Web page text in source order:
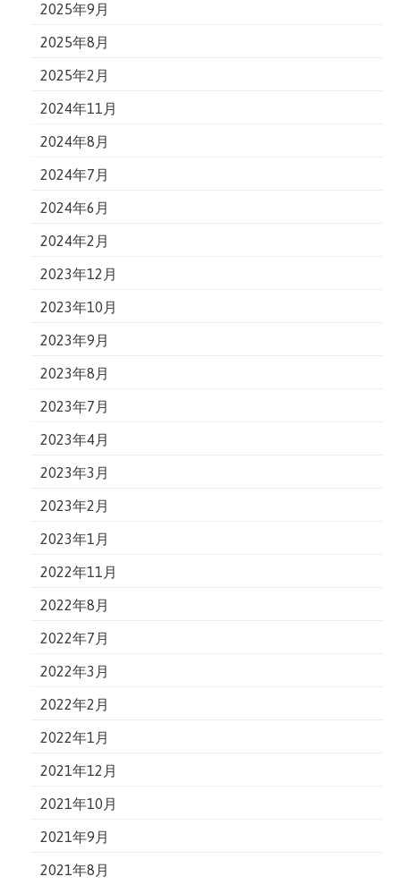
2025年9月
2025年8月
2025年2月
2024年11月
2024年8月
2024年7月
2024年6月
2024年2月
2023年12月
2023年10月
2023年9月
2023年8月
2023年7月
2023年4月
2023年3月
2023年2月
2023年1月
2022年11月
2022年8月
2022年7月
2022年3月
2022年2月
2022年1月
2021年12月
2021年10月
2021年9月
2021年8月